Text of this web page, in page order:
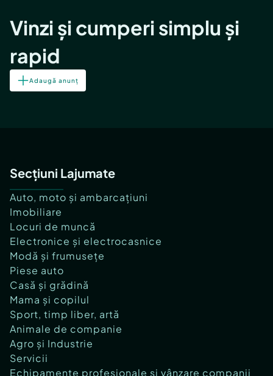
Vinzi și cumperi simplu și
rapid
Adaugă anunț
Secțiuni Lajumate
Auto, moto și ambarcațiuni
Imobiliare
Locuri de muncă
Electronice și electrocasnice
Modă și frumusețe
Piese auto
Casă și grădină
Mama și copilul
Sport, timp liber, artă
Animale de companie
Agro și Industrie
Servicii
Echipamente profesionale și vânzare companii